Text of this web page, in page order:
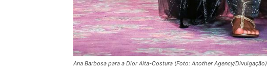
Ana Barbosa para a Dior Alta-Costura (Foto: Another Agency/Divulgação)